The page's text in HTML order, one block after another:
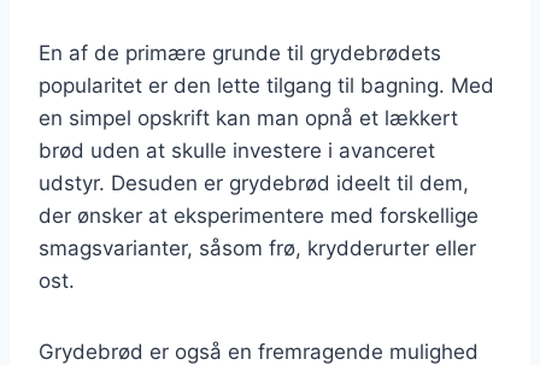
En af de primære grunde til grydebrødets
popularitet er den lette tilgang til bagning. Med
en simpel opskrift kan man opnå et lækkert
brød uden at skulle investere i avanceret
udstyr. Desuden er grydebrød ideelt til dem,
der ønsker at eksperimentere med forskellige
smagsvarianter, såsom frø, krydderurter eller
ost.
Grydebrød er også en fremragende mulighed